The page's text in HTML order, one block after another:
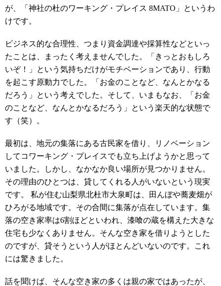
が、「神社の杜のワーキング・プレイス 8MATO」というわ
けです。
ビジネス的な合理性、つまり資金調達や採算性などといっ
たことは、まったく考えませんでした。「きっとおもしろ
いぞ！」という気持ちだけがモチベーションであり、行動
を起こす原動力でした。「お金のことなど、なんとかなる
だろう」という考えでした。そして、いまもなお、「お金
のことなど、なんとかなるだろう」という楽天的な状態で
す（笑）。
最初は、地元の集落にある古民家を借り、リノベーション
してコワーキング・プレイスでも立ち上げようかと思って
いました。しかし、なかなか良い場所が見つかりません。
その理由のひとつは、貸してくれる人がいないという現実
です。 私が住む山梨県北杜市大泉町は、田んぼや蕎麦畑が
ひろがる地域です。その合間に集落が点在しています。集
落の空き家率は6割ほどといわれ、漆喰の蔵を構えた大きな
住宅も少なくありません。そんな空き家を借りようとした
のですが、貸そうという人がほとんどいないのです。これ
には驚きました。
話を聞けば、そんな空き家の多くは親の家ではあったが、